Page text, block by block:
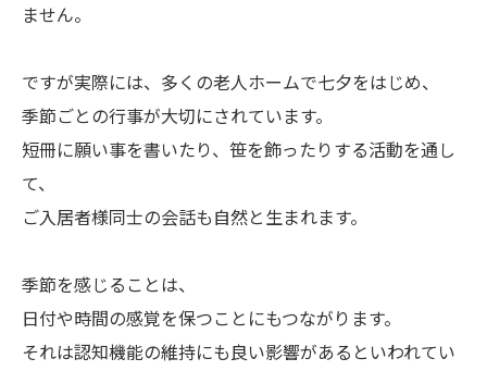
ません。
ですが実際には、多くの老人ホームで七夕をはじめ、
季節ごとの行事が大切にされています。
短冊に願い事を書いたり、笹を飾ったりする活動を通し
て、
ご入居者様同士の会話も自然と生まれます。
季節を感じることは、
日付や時間の感覚を保つことにもつながります。
それは認知機能の維持にも良い影響があるといわれてい